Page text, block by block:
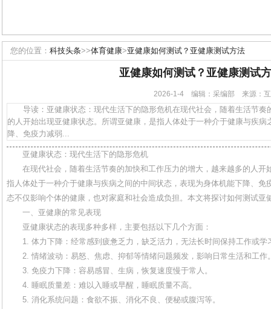
您的位置： 科技头条>>体育健康>亚健康如何测试？亚健康测试方法
亚健康如何测试？亚健康测试
2026-1-4 编辑：采编部 来源：
导读：亚健康状态：现代生活下的隐形危机在现代社会，随着生活节奏
的人开始出现亚健康状态。所谓亚健康，是指人体处于一种介于健康与疾
降、免疫力减弱...
亚健康状态：现代生活下的隐形危机
在现代社会，随着生活节奏的加快和工作压力的增大，越来越多的人开
指人体处于一种介于健康与疾病之间的中间状态，表现为身体机能下降、免
态不仅影响个体的健康，也对家庭和社会造成负担。本文将探讨如何测试亚
一、亚健康的常见表现
亚健康状态的表现多种多样，主要包括以下几个方面：
1. 体力下降：经常感到疲惫乏力，缺乏活力，无法长时间保持工作或学
2. 情绪波动：易怒、焦虑、抑郁等情绪问题频发，影响日常生活和工作
3. 免疫力下降：容易感冒、生病，恢复速度慢于常人。
4. 睡眠质量差：难以入睡或早醒，睡眠质量不高。
5. 消化系统问题：食欲不振、消化不良、便秘或腹泻等。